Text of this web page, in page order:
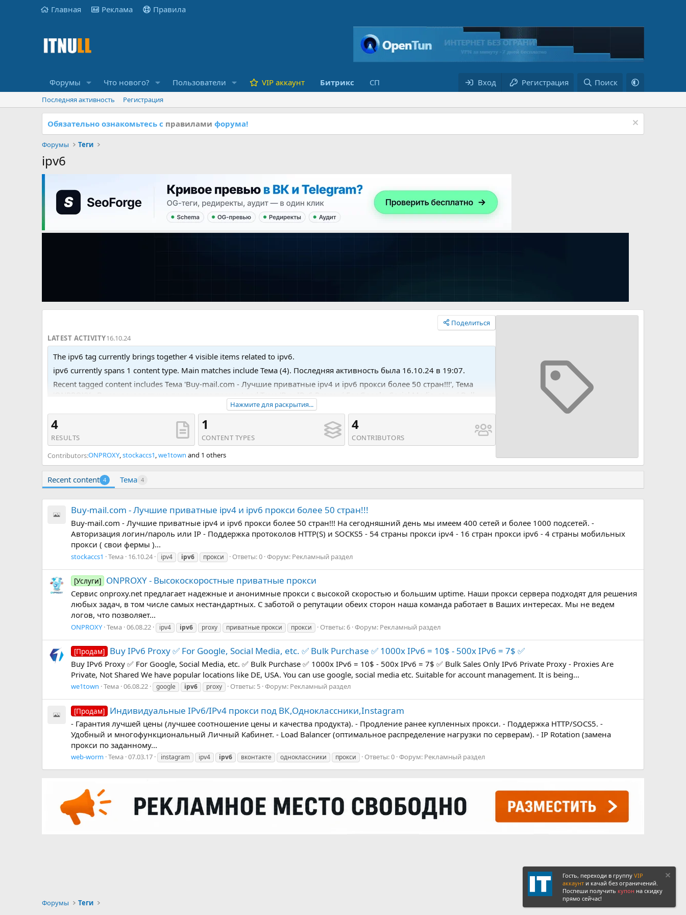
Главная Реклама Правила
Форумы Что нового? Пользователи VIP аккаунт Битрикс СП Вход Регистрация Поиск
Последняя активность Регистрация
Обязательно ознакомьтесь с правилами форума!
Форумы Теги
ipv6
Поделиться
LATEST ACTIVITY16.10.24
The ipv6 tag currently brings together 4 visible items related to ipv6.
ipv6 currently spans 1 content type. Main matches include Тема (4). Последняя активность была 16.10.24 в 19:07.
Recent tagged content includes Тема 'Buy-mail.com - Лучшие приватные ipv4 и ipv6 прокси более 50 стран!!!', Тема
'ONPROXY - Высокоскоростные приватные прокси' and Тема 'Buy IPv6 Proxy ✅ For Google, Social Media, etc. ✅ Bulk
Purchase ✅ 1000x IPv6 = 10$ - 500x IPv6 = 7$ ✅'.Нажмите для раскрытия...
4
RESULTS
1
CONTENT TYPES
4
CONTRIBUTORS
Contributors:ONPROXY,stockaccs1,we1town and 1 others
Recent content 4 Тема 4
Buy-mail.com - Лучшие приватные ipv4 и ipv6 прокси более 50 стран!!!
Buy-mail.com - Лучшие приватные ipv4 и ipv6 прокси более 50 стран!!! На сегодняшний день мы имеем 400 сетей и более 1000 подсетей. -
Авторизация логин/пароль или IP - Поддержка протоколов HTTP(S) и SOCKS5 - 54 страны прокси ipv4 - 16 стран прокси ipv6 - 4 страны мобильных
прокси ( свои фермы )...
stockaccs1 Тема 16.10.24 ipv4 ipv6 прокси Ответы: 0 Форум: Рекламный раздел
[Услуги] ONPROXY - Высокоскоростные приватные прокси
Сервис onproxy.net предлагает надежные и анонимные прокси с высокой скоростью и большим uptime. Наши прокси сервера подходят для решения
любых задач, в том числе самых нестандартных. С заботой о репутации обеих сторон наша команда работает в Ваших интересах. Мы не ведем
логов, что позволяет...
ONPROXY Тема 06.08.22 ipv4 ipv6 proxy приватные прокси прокси Ответы: 6 Форум: Рекламный раздел
[Продам] Buy IPv6 Proxy ✅ For Google, Social Media, etc. ✅ Bulk Purchase ✅ 1000x IPv6 = 10$ - 500x IPv6 = 7$ ✅
Buy IPv6 Proxy ✅ For Google, Social Media, etc. ✅ Bulk Purchase ✅ 1000x IPv6 = 10$ - 500x IPv6 = 7$ ✅ Bulk Sales Only IPv6 Private Proxy - Proxies Are
Private, Not Shared We have popular locations like DE, USA. You can use google, social media etc. Suitable for account management. It is being...
we1town Тема 06.08.22 google ipv6 proxy Ответы: 5 Форум: Рекламный раздел
[Продам] Индивидуальные IPv6/IPv4 прокси под ВК,Одноклассники,Instagram
- Гарантия лучшей цены (лучшее соотношение цены и качества продукта). - Продление ранее купленных прокси. - Поддержка HTTP/SOCS5. -
Удобный и многофункциональный Личный Кабинет. - Load Balancer (оптимальное распределение нагрузки по серверам). - IP Rotation (замена
прокси по заданному...
web-worm Тема 07.03.17 instagram ipv4 ipv6 вконтакте одноклассники прокси Ответы: 0 Форум: Рекламный раздел
Форумы Теги
Гость, переходи в группу VIP
аккаунт и качай без ограничений.
Поспеши получить купон на скидку
прямо сейчас!